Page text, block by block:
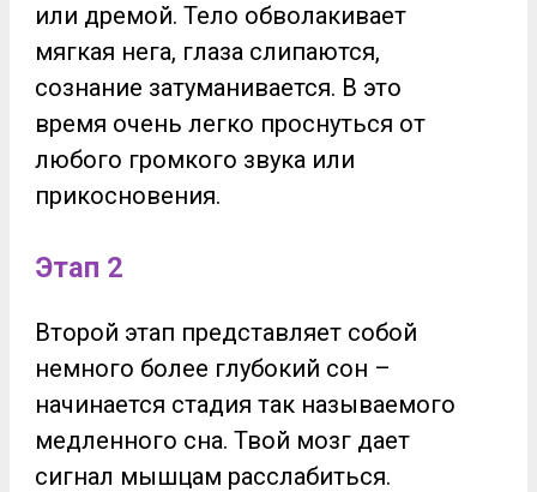
или дремой. Тело обволакивает
мягкая нега, глаза слипаются,
сознание затуманивается. В это
время очень легко проснуться от
любого громкого звука или
прикосновения.
Этап 2
Второй этап представляет собой
немного более глубокий сон –
начинается стадия так называемого
медленного сна. Твой мозг дает
сигнал мышцам расслабиться.